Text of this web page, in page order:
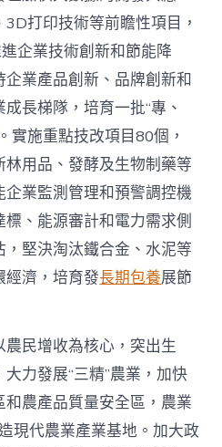
打印技術等前瞻性項目，
企業技術創新和節能降
業產品創新、品牌創新和
長梯隊，培育一批“專、
實施重點技改項目80個，
用品、發酵及生物制藥等
業監測管理和預警調控機
、能源審計和電力需求側
堅決淘汰鐵合金、水泥等
經濟，培育發長期包養展節
民增收為核心，突出生
力發展“三精”農業，加快
農產品質量安全區，農業
現代農業產業基地。加大政